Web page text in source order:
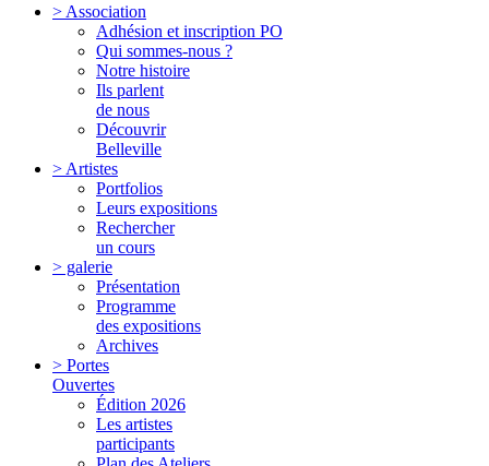
> Association
Adhésion et inscription PO
Qui sommes-nous ?
Notre histoire
Ils parlent
de nous
Découvrir
Belleville
> Artistes
Portfolios
Leurs expositions
Rechercher
un cours
> galerie
Présentation
Programme
des expositions
Archives
> Portes
Ouvertes
Édition 2026
Les artistes
participants